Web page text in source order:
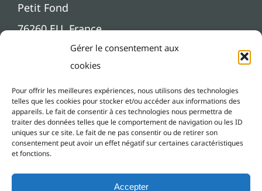
Gérer le consentement aux
cookies
Pour offrir les meilleures expériences, nous utilisons des technologies
telles que les cookies pour stocker et/ou accéder aux informations des
appareils. Le fait de consentir à ces technologies nous permettra de
traiter des données telles que le comportement de navigation ou les ID
uniques sur ce site. Le fait de ne pas consentir ou de retirer son
consentement peut avoir un effet négatif sur certaines caractéristiques
et fonctions.
Accepter
Petit Fond
76260 EU, France